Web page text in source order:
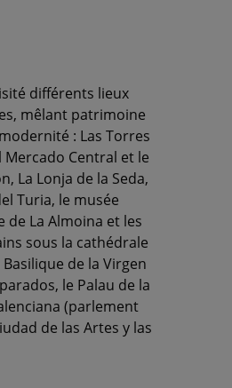
différents lieux
mêlant patrimoine
: Las Torres
Mercado Central et le
La Lonja de la Seda,
Turia, le musée
de La Almoina et les
sous la cathédrale
de la Virgen
le Palau de la
(parlement
de las Artes y las